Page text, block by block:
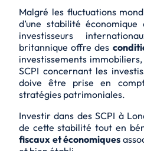
Malgré les fluctuations
d’une stabilité
investisseurs
britannique offre des
investissements
SCPI concernant les
doive être prise en
stratégies patrimoniales.
Investir dans des SCPI à
de cette stabilité tout en
fiscaux et économiques